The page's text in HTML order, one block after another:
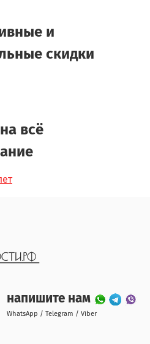
и
скидки
всё
напишите нам
WhatsApp / Telegram / Viber